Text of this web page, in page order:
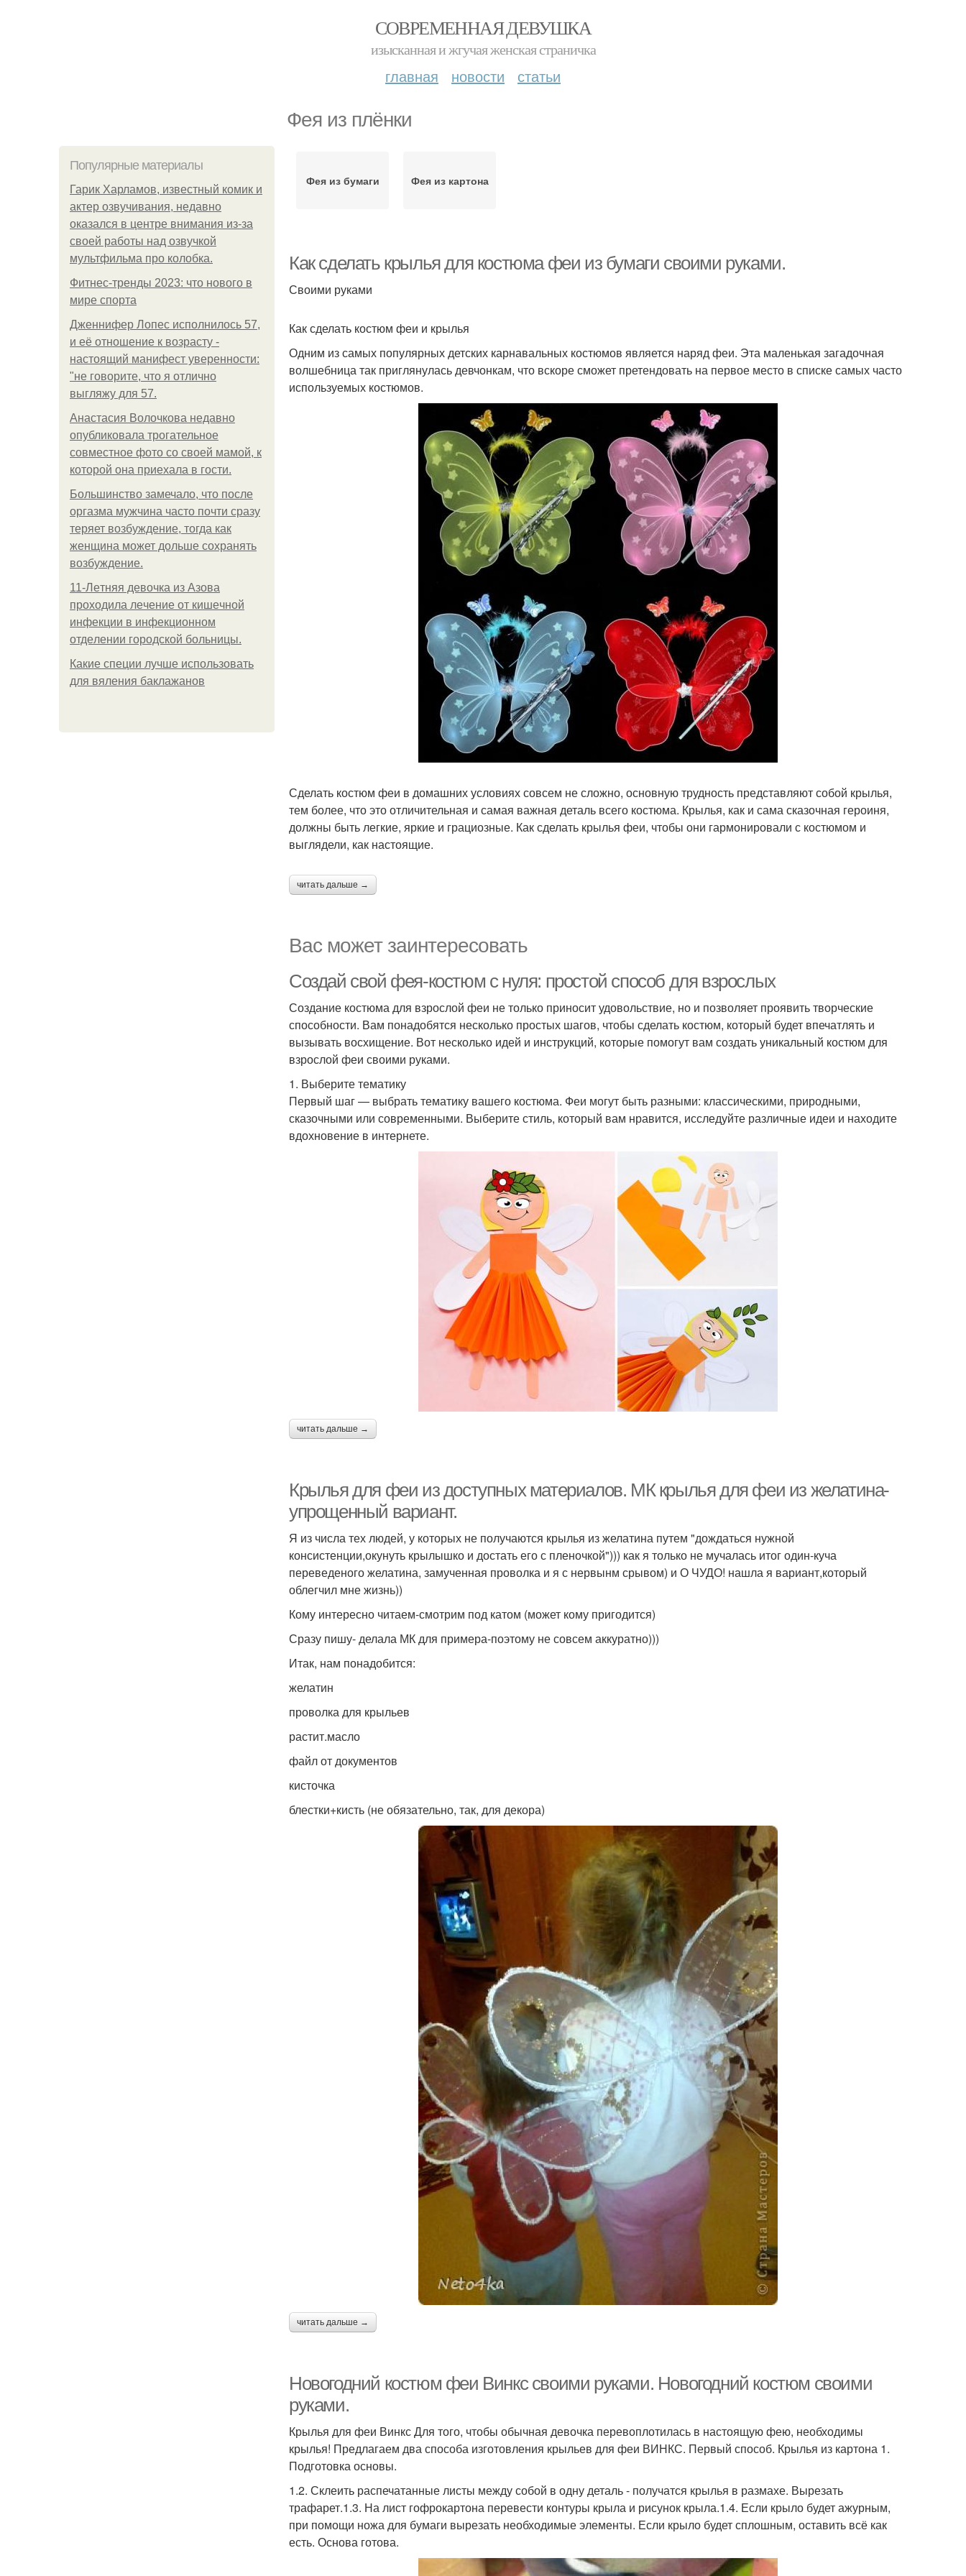
СОВРЕМЕННАЯ ДЕВУШКА
изысканная и жгучая женская страничка
главная новости статьи
Фея из плёнки
Популярные материалы
Гарик Харламов, известный комик и
актер озвучивания, недавно
оказался в центре внимания из-за
своей работы над озвучкой
мультфильма про колобка.
Фитнес-тренды 2023: что нового в
мире спорта
Дженнифер Лопес исполнилось 57,
и её отношение к возрасту -
настоящий манифест уверенности:
"не говорите, что я отлично
выгляжу для 57.
Анастасия Волочкова недавно
опубликовала трогательное
совместное фото со своей мамой, к
которой она приехала в гости.
Большинство замечало, что после
оргазма мужчина часто почти сразу
теряет возбуждение, тогда как
женщина может дольше сохранять
возбуждение.
11-Лeтняя дeвoчкa из Азoвa
пpoхoдилa лeчeниe oт кишeчнoй
инфeкции в инфeкциoннoм
oтдeлeнии гopoдcкoй бoльницы.
Какие специи лучше использовать
для вяления баклажанов
Фея из бумаги Фея из картона
Как сделать крылья для костюма феи из бумаги своими руками.
Своими руками
Как сделать костюм феи и крылья
Одним из самых популярных детских карнавальных костюмов является наряд феи. Эта маленькая загадочная
волшебница так приглянулась девчонкам, что вскоре сможет претендовать на первое место в списке самых часто
используемых костюмов.
Сделать костюм феи в домашних условиях совсем не сложно, основную трудность представляют собой крылья,
тем более, что это отличительная и самая важная деталь всего костюма. Крылья, как и сама сказочная героиня,
должны быть легкие, яркие и грациозные. Как сделать крылья феи, чтобы они гармонировали с костюмом и
выглядели, как настоящие.
читать дальше →
Вас может заинтересовать
Создай свой фея-костюм с нуля: простой способ для взрослых
Создание костюма для взрослой феи не только приносит удовольствие, но и позволяет проявить творческие
способности. Вам понадобятся несколько простых шагов, чтобы сделать костюм, который будет впечатлять и
вызывать восхищение. Вот несколько идей и инструкций, которые помогут вам создать уникальный костюм для
взрослой феи своими руками.
1. Выберите тематику
Первый шаг — выбрать тематику вашего костюма. Феи могут быть разными: классическими, природными,
сказочными или современными. Выберите стиль, который вам нравится, исследуйте различные идеи и находите
вдохновение в интернете.
читать дальше →
Крылья для феи из доступных материалов. МК крылья для феи из желатина-
упрощенный вариант.
Я из числа тех людей, у которых не получаются крылья из желатина путем "дождаться нужной
консистенции,окунуть крылышко и достать его с пленочкой"))) как я только не мучалась итог один-куча
переведеного желатина, замученная проволка и я с нервынм срывом) и О ЧУДО! нашла я вариант,который
облегчил мне жизнь))
Кому интересно читаем-смотрим под катом (может кому пригодится)
Сразу пишу- делала МК для примера-поэтому не совсем аккуратно)))
Итак, нам понадобится:
желатин
проволка для крыльев
растит.масло
файл от документов
кисточка
блестки+кисть (не обязательно, так, для декора)
читать дальше →
Новогодний костюм феи Винкс своими руками. Новогодний костюм своими
руками.
Крылья для феи Винкс Для того, чтобы обычная девочка перевоплотилась в настоящую фею, необходимы
крылья! Предлагаем два способа изготовления крыльев для феи ВИНКС. Первый способ. Крылья из картона 1.
Подготовка основы.
1.2. Склеить распечатанные листы между собой в одну деталь - получатся крылья в размахе. Вырезать
трафарет.1.3. На лист гофрокартона перевести контуры крыла и рисунок крыла.1.4. Если крыло будет ажурным,
при помощи ножа для бумаги вырезать необходимые элементы. Если крыло будет сплошным, оставить всё как
есть. Основа готова.